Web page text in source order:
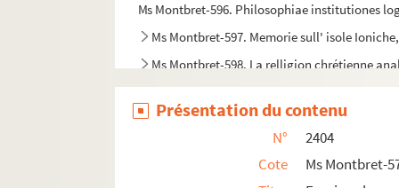
Ms Montbret-596. Philosophiae institutiones
Ms Montbret-597. Memorie sull' isole
Ms Montbret-598. La relligion chrétienne
Ms Montbret-599. Relations de ce qui s'est
Ms Montbret-600. Vies des papes, de Léon X
Ms Montbret-601. Stats Forfatningen af
Ms Montbret-602. Traité sommaire de la taille
Présentation du contenu
N°
2404
Cote
Ms Montbret-